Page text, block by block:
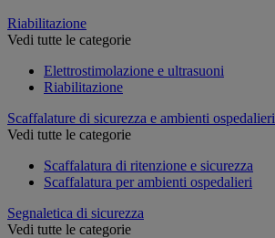
Riabilitazione
Vedi tutte le categorie
Elettrostimolazione e ultrasuoni
Riabilitazione
Scaffalature di sicurezza e ambienti ospedalieri
Vedi tutte le categorie
Scaffalatura di ritenzione e sicurezza
Scaffalatura per ambienti ospedalieri
Segnaletica di sicurezza
Vedi tutte le categorie